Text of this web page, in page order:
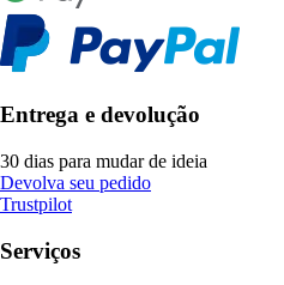
Entrega e devolução
30 dias para mudar de ideia
Devolva seu pedido
Trustpilot
Serviços